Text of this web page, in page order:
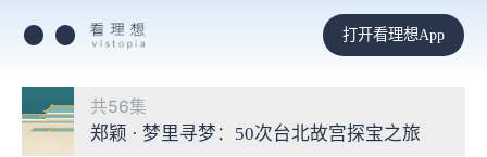
打开看理想App
共56集
郑颖 · 梦里寻梦：50次台北故宫探宝之旅